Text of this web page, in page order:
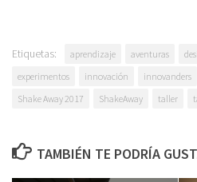
Etiquetas: aprendizaje aventuras
experimentos
innovación innovanders
Shake Away 2017
ShakeAway taller
TAMBIÉN TE PODRÍA